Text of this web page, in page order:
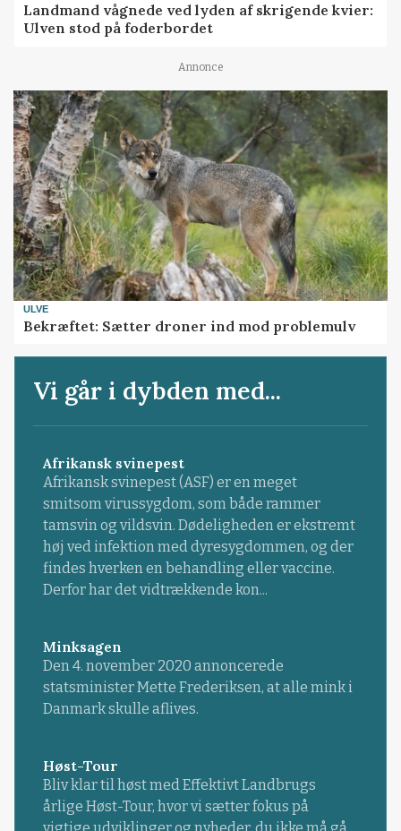
Landmand vågnede ved lyden af skrigende kvier:
Ulven stod på foderbordet
Annonce
ULVE
Bekræftet: Sætter droner ind mod problemulv
Vi går i dybden med...
Afrikansk svinepest
Afrikansk svinepest (ASF) er en meget
smitsom virussygdom, som både rammer
tamsvin og vildsvin. Dødeligheden er ekstremt
høj ved infektion med dyresygdommen, og der
findes hverken en behandling eller vaccine.
Derfor har det vidtrækkende kon...
Minksagen
Den 4. november 2020 annoncerede
statsminister Mette Frederiksen, at alle mink i
Danmark skulle aflives.
Høst-Tour
Bliv klar til høst med Effektivt Landbrugs
årlige Høst-Tour, hvor vi sætter fokus på